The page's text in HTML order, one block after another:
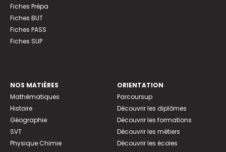
Fiches Prépa
Fiches BUT
Fiches PASS
Fiches SUP
NOS MATIÈRES
Mathématiques
Histoire
Géographie
SVT
Physique Chimie
ORIENTATION
Parcoursup
Découvrir les diplômes
Découvrir les formations
Découvrir les métiers
Découvrir les écoles